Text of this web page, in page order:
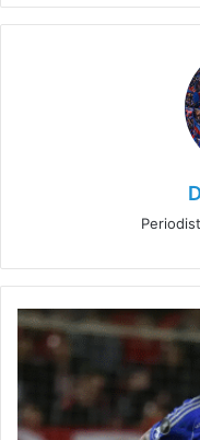
Anticipan
la
salida
de
Franco
Calderón